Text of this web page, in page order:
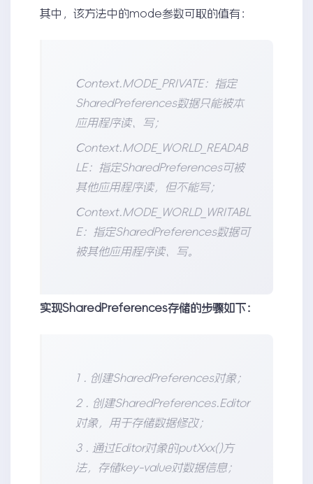
其中，该方法中的mode参数可取的值有：
Context.MODE_PRIVATE：指定
SharedPreferences数据只能被本
应用程序读、写；
Context.MODE_WORLD_READAB
LE：指定SharedPreferences可被
其他应用程序读，但不能写；
Context.MODE_WORLD_WRITABL
E：指定SharedPreferences数据可
被其他应用程序读、写。
实现SharedPreferences存储的步骤如下：
1 . 创建SharedPreferences对象；
2 . 创建SharedPreferences.Editor
对象，用于存储数据修改；
3 . 通过Editor对象的putXxx()方
法，存储key-value对数据信息；